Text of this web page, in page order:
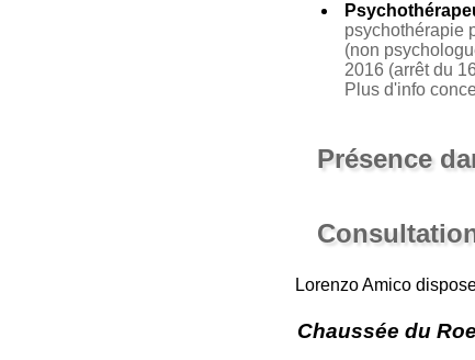
psychothérapie
(non
2016 (arrêt du
Plus d'info
Présence
Lorenzo Amico
Chaussée du